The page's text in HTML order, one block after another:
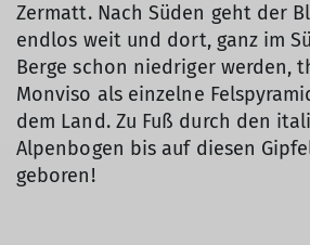
Zermatt. Nach Süden geht der
endlos weit und dort, ganz im
Berge schon niedriger werden,
Monviso als einzelne
dem Land. Zu Fuß durch den
Alpenbogen bis auf diesen
geboren!